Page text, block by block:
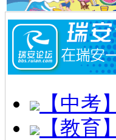
【中考
【教育